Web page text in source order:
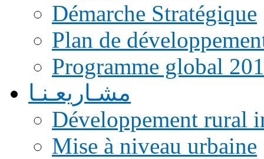
Démarche Stratégique
Plan de
Programme global
مشـاريعـنـا
Développement rural
Mise à niveau urbaine